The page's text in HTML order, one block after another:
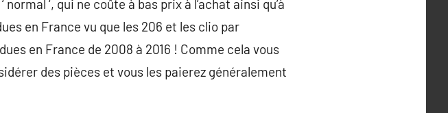
‘, qui ne coûte à bas prix à l’achat ainsi qu’à
en France vu que les 206 et les clio par
en France de 2008 à 2016 ! Comme cela vous
des pièces et vous les paierez généralement